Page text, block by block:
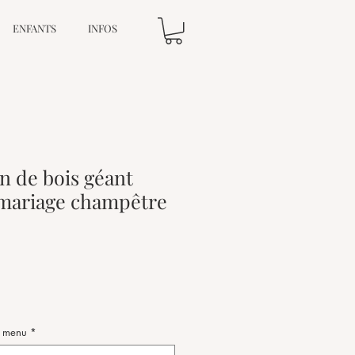
ENFANTS INFOS
de bois géant
champêtre
*